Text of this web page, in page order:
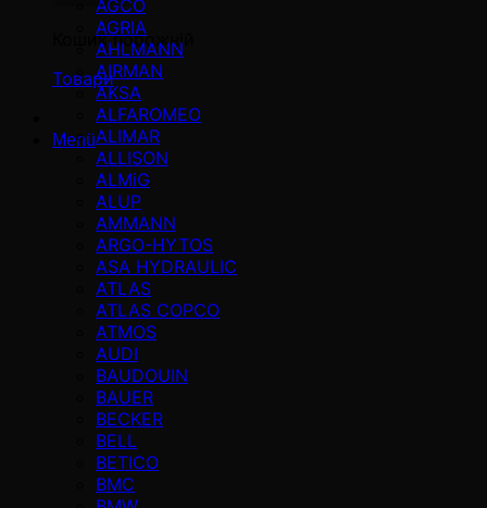
Кошик порожній
Товари
Menü
AGCO
AGRIA
AHLMANN
AIRMAN
AKSA
ALFAROMEO
ALIMAR
ALLISON
ALMiG
ALUP
AMMANN
ARGO-HYTOS
ASA HYDRAULIC
ATLAS
ATLAS COPCO
ATMOS
AUDI
BAUDOUIN
BAUER
BECKER
BELL
BETICO
BMC